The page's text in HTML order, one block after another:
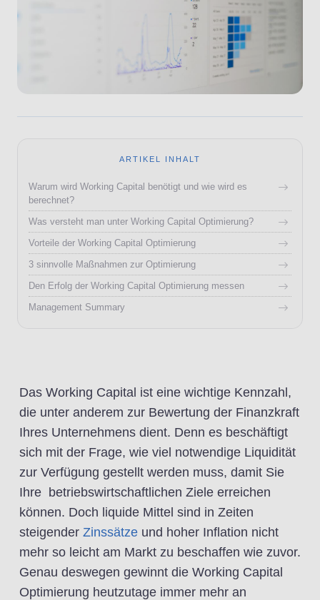
ARTIKEL INHALT
Warum wird Working Capital benötigt und wie wird es
berechnet?
Was versteht man unter Working Capital Optimierung?
Vorteile der Working Capital Optimierung
3 sinnvolle Maßnahmen zur Optimierung
Den Erfolg der Working Capital Optimierung messen
Management Summary
Das Working Capital ist eine wichtige Kennzahl,
die unter anderem zur Bewertung der Finanzkraft
Ihres Unternehmens dient. Denn es beschäftigt
sich mit der Frage, wie viel notwendige Liquidität
zur Verfügung gestellt werden muss, damit Sie
Ihre betriebswirtschaftlichen Ziele erreichen
können. Doch liquide Mittel sind in Zeiten
steigender Zinssätze und hoher Inflation nicht
mehr so leicht am Markt zu beschaffen wie zuvor.
Genau deswegen gewinnt die Working Capital
Optimierung heutzutage immer mehr an